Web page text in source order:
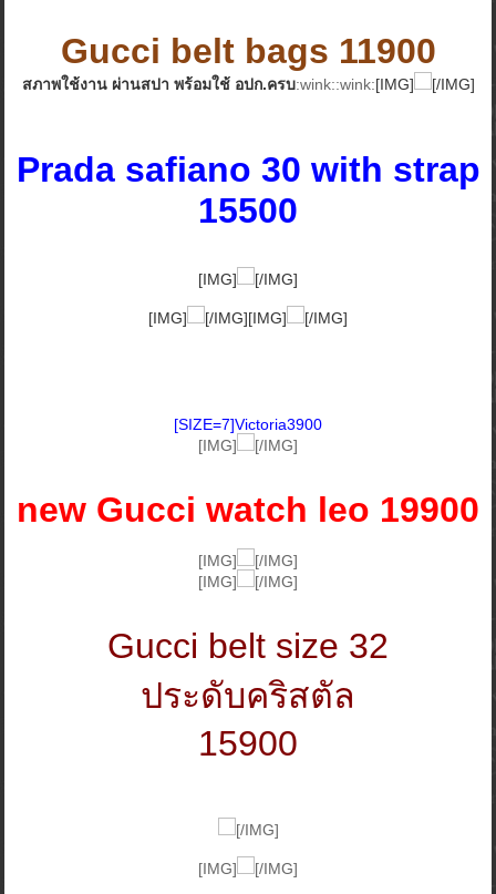
Gucci belt bags 11900
สภาพใช้งาน ผ่านสปา พร้อมใช้ อปก.ครบ:wink::wink:[IMG] [/IMG]
Prada safiano 30 with strap
15500
[IMG] [/IMG]
[IMG] [/IMG][IMG] [/IMG]
[SIZE=7]Victoria3900
[IMG]
[/IMG]
new Gucci watch leo 19900
[IMG]
[/IMG]
[IMG]
[/IMG]
Gucci belt size 32
ประดับคริสตัล
15900
[/IMG]
[IMG] [/IMG]